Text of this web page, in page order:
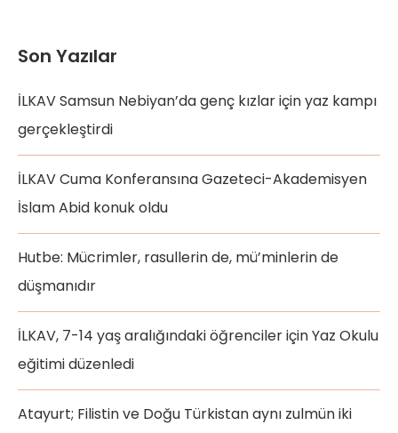
Son Yazılar
İLKAV Samsun Nebiyan’da genç kızlar için yaz kampı
gerçekleştirdi
İLKAV Cuma Konferansına Gazeteci-Akademisyen
İslam Abid konuk oldu
Hutbe: Mücrimler, rasullerin de, mü’minlerin de
düşmanıdır
İLKAV, 7-14 yaş aralığındaki öğrenciler için Yaz Okulu
eğitimi düzenledi
Atayurt; Filistin ve Doğu Türkistan aynı zulmün iki